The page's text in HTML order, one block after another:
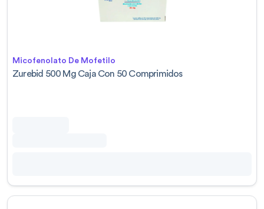
Micofenolato De Mofetilo
Zurebid 500 Mg Caja Con 50 Comprimidos